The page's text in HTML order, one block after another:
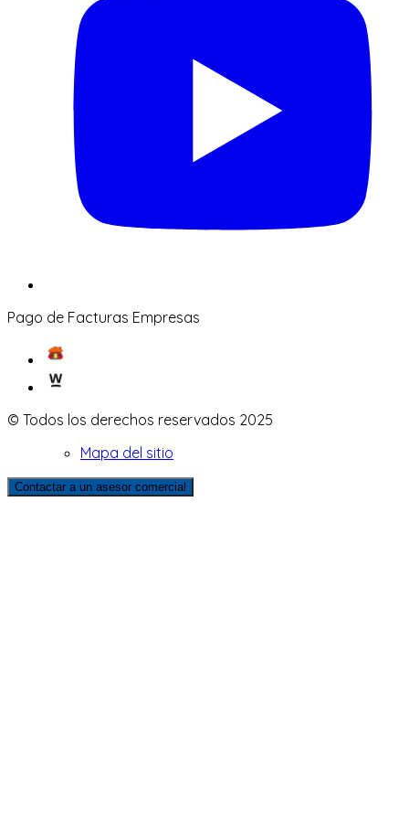
Pago de Facturas Empresas
© Todos los derechos reservados 2025
Mapa del sitio
Contactar a un asesor comercial